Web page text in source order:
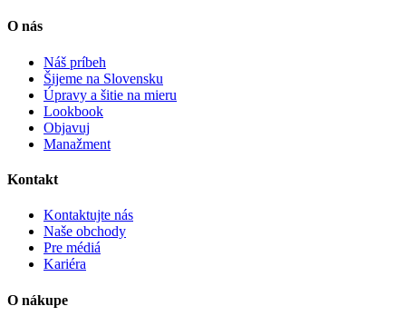
O nás
Náš príbeh
Šijeme na Slovensku
Úpravy a šitie na mieru
Lookbook
Objavuj
Manažment
Kontakt
Kontaktujte nás
Naše obchody
Pre médiá
Kariéra
O nákupe